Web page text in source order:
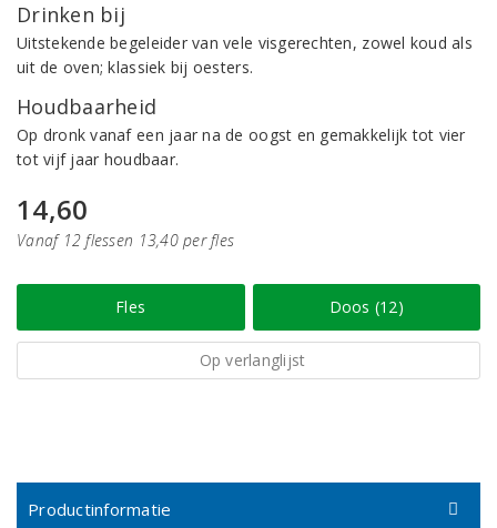
Drinken bij
Uitstekende begeleider van vele visgerechten, zowel koud als
uit de oven; klassiek bij oesters.
Houdbaarheid
Op dronk vanaf een jaar na de oogst en gemakkelijk tot vier
tot vijf jaar houdbaar.
14,60
Vanaf 12 flessen 13,40 per fles
Fles Doos (12)
Op verlanglijst
Productinformatie